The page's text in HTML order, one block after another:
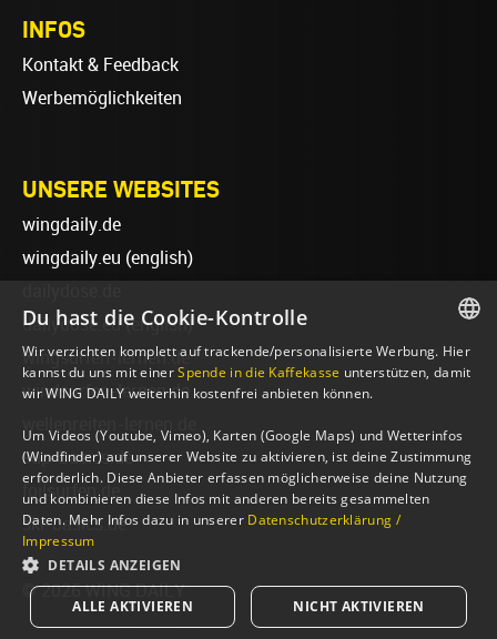
INFOS
Kontakt & Feedback
Werbemöglichkeiten
UNSERE WEBSITES
wingdaily.de
wingdaily.eu (english)
dailydose.eu(english)
wingsurfen-lernen.de
windsurfen-lernen.de
sup-basics.de
foilsurfen.de
ski-basics.de
© 2026 WING DAILY
GERMAN
Du hast die Cookie-Kontrolle
Wir verzichten komplett auf trackende/personalisierte Werbung. Hier
kannst du uns mit einerSpende in die Kaffekasse unterstützen, damit
wir WING DAILY weiterhin kostenfrei anbieten können.
Um Videos (Youtube, Vimeo), Karten (Google Maps) und Wetterinfos
(Windfinder) auf unserer Website zu aktivieren, ist deine Zustimmung
erforderlich. Diese Anbieter erfassen möglicherweise deine Nutzung
und kombinieren diese Infos mit anderen bereits gesammelten
Daten. Mehr Infos dazu in unserer Datenschutzerklärung /
Impressum
DETAILS ANZEIGEN
ALLE AKTIVIEREN NICHT AKTIVIEREN